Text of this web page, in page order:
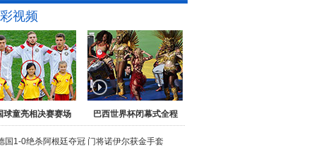
视频
球童亮相决赛赛场 巴西世界杯闭幕式全程
国1-0绝杀阿根廷夺冠 门将诺伊尔获金手套